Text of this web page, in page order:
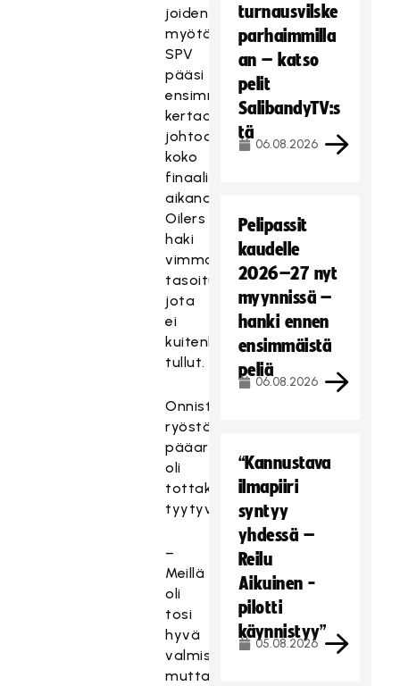
joiden
myötä
SPV
pääsi
ensimmäistä
kertaa
johtoon
koko
finaalisarjan
aikana.
Oilers
haki
vimmatusti
tasoitusta,
jota
ei
kuitenkaan
tullut.
Onnistuneen
ryöstöretken
pääarkkitehti
oli
tottakai
tyytyväinen.
–
Meillä
oli
tosi
hyvä
valmistautuminen,
mutta
turnausvilske
parhaimmilla
an – katso
pelit
SalibandyTV:s
tä
06.08.2026
Pelipassit
kaudelle
2026–27 nyt
myynnissä –
hanki ennen
ensimmäistä
peliä
06.08.2026
“Kannustava
ilmapiiri
syntyy
yhdessä –
Reilu
Aikuinen -
pilotti
käynnistyy”
05.08.2026